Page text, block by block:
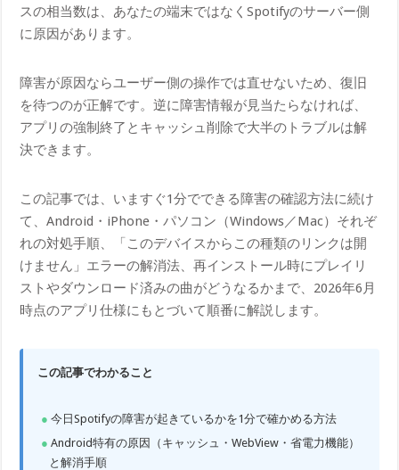
スの相当数は、あなたの端末ではなくSpotifyのサーバー側
に原因があります。
障害が原因ならユーザー側の操作では直せないため、復旧
を待つのが正解です。逆に障害情報が見当たらなければ、
アプリの強制終了とキャッシュ削除で大半のトラブルは解
決できます。
この記事では、いますぐ1分でできる障害の確認方法に続け
て、Android・iPhone・パソコン（Windows／Mac）それぞ
れの対処手順、「このデバイスからこの種類のリンクは開
けません」エラーの解消法、再インストール時にプレイリ
ストやダウンロード済みの曲がどうなるかまで、2026年6月
時点のアプリ仕様にもとづいて順番に解説します。
この記事でわかること
今日Spotifyの障害が起きているかを1分で確かめる方法
Android特有の原因（キャッシュ・WebView・省電力機能）
と解消手順